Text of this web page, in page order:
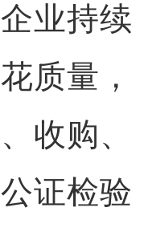
业持续
质量，
收购、
证检验